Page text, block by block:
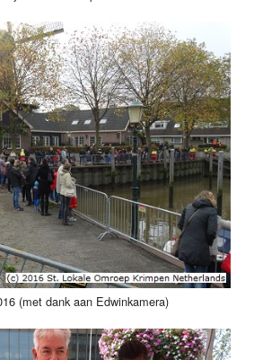
(met dank aan Edwinkamera)